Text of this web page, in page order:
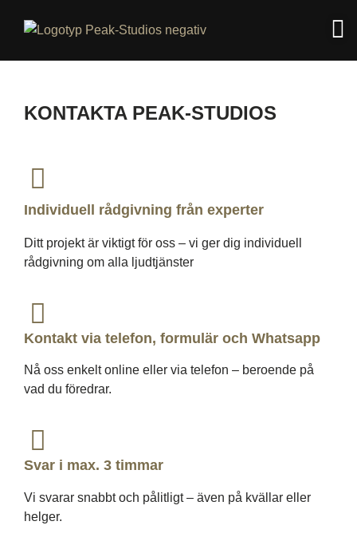
KONTAKTA PEAK-STUDIOS
Individuell rådgivning från experter
Ditt projekt är viktigt för oss – vi ger dig individuell
rådgivning om alla ljudtjänster
Kontakt via telefon, formulär och Whatsapp
Nå oss enkelt online eller via telefon – beroende på
vad du föredrar.
Svar i max. 3 timmar
Vi svarar snabbt och pålitligt – även på kvällar eller
helger.